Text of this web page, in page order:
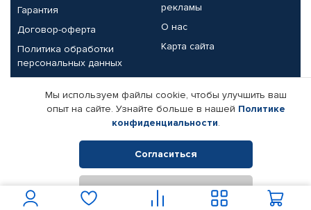
Гарантия
Договор-оферта
Политика обработки
персональных данных
рекламы
О нас
Карта сайта
Партнерам
Корпоративным клиентам
Поставщикам
Реквизиты компании
© КАМАЗ ЦЕНТР ДОНЕЦК, 2015-2026. Все права защищены.
Интернет-магазин автомобильных товаров Автопрофи.
Мы используем файлы cookie, чтобы улучшить ваш
опыт на сайте. Узнайте больше в нашей Политике
конфиденциальности.
Согласиться
Отклонить